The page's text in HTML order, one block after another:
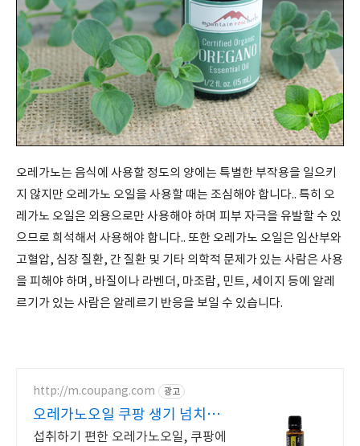
오레가노는 음식에 사용할 정도의 양에는 특별한 부작용을 일으키
지 않지만 오레가노 오일을 사용할 때는 조심해야 합니다.. 특히 오
레가노 오일은 외용으로만 사용해야 하며 피부 자극을 유발할 수 있
으므로 희석해서 사용해야 합니다.. 또한 오레가노 오일은 임산부와
고혈압, 심장 질환, 간 질환 및 기타 의학적 문제가 있는 사람은 사용
을 피해야 하며 , 바질이나 라벤더 , 마조람, 민트, 세이지 등에 알레
르기가 있는 사람은 알레르기 반응을 보일 수 있습니다.
http://m.coupang.com 광고
오레가노오일 쿠팡 생기 넘치는
하루 활력을
섭취하기 편한 오레가노오일, 쿠팡에